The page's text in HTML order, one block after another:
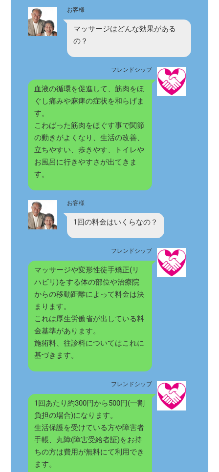
お客様
マッサージはどんな効果がある
の？
フレンドシップ
血液の循環を促進して、筋肉をほ
ぐし痛みや麻痺の症状を和らげま
す。
こわばった筋肉をほぐす事で関節
の動きがよくなり、生活の改善、
立ちやすい、歩きやす、トイレや
お風呂に行きやすさが出てきま
す。
お客様
1回の料金はいくらなの？
フレンドシップ
マッサージや変形性徒手矯正(リ
ハビリ)をする体の部位や治療院
からの移動距離によって料金は決
まります。
これは厚生労働省が出している料
金基準があります。
施術料、往診料についてはこれに
基づきます。
フレンドシップ
1回あたり約300円から500円(一割
負担の場合)になります。
生活保護を受けている方や障害者
手帳、丸障(障害受給者証)をお持
ちの方は費用が無料にて利用でき
ます。